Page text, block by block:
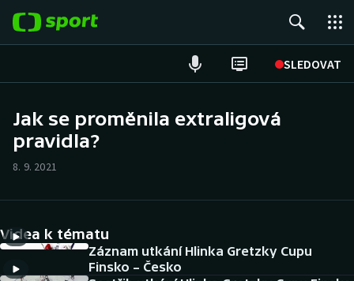
SLEDOVAT
Hokej
Cyklistika
Jak se proměnila extraligová
pravidla?
8. 9. 2021
Videa k tématu
Záznam utkání Hlinka Gretzky Cupu
Finsko – Česko